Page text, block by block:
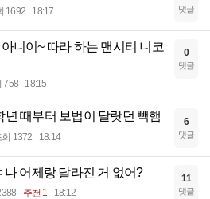
1692 18:17 댓글
니이~ 따라 하는 맨시티 니코
758 18:15
0
댓글
년 때부터 보법이 달랏던 빽햄
회 1372 18:14
6
댓글
나 어제랑 달라진 거 없어?
추천 1 18:12
11
댓글